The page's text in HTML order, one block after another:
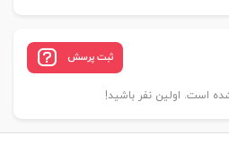
ثبت پرسش
است. اولین نفر باشید!